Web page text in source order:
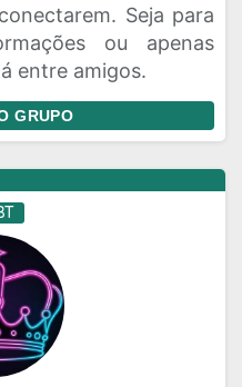
Seja para
ou apenas
entre amigos.
GRUPO